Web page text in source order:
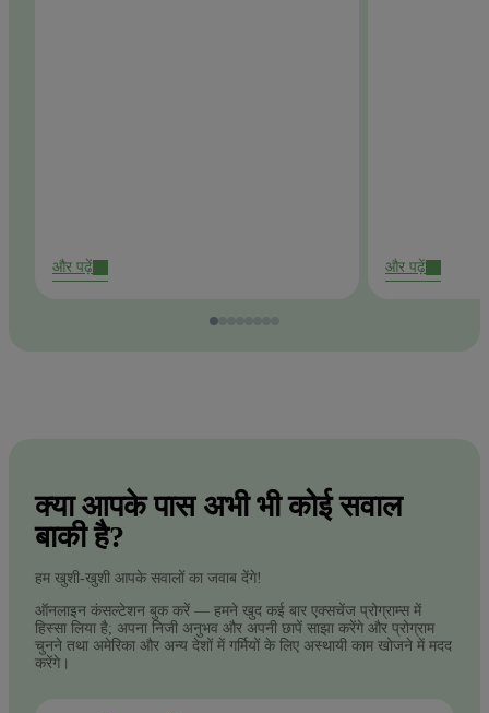
और पढ़ें और पढ़ें
क्या आपके पास अभी भी कोई सवाल
बाकी है?
हम खुशी-खुशी आपके सवालों का जवाब देंगे!
ऑनलाइन कंसल्टेशन बुक करें — हमने खुद कई बार एक्सचेंज प्रोग्राम्स में
हिस्सा लिया है; अपना निजी अनुभव और अपनी छापें साझा करेंगे और प्रोग्राम
चुनने तथा अमेरिका और अन्य देशों में गर्मियों के लिए अस्थायी काम खोजने में मदद
करेंगे।